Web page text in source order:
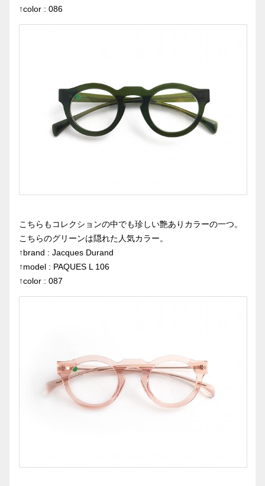
↑color : 086
こちらもコレクションの中でも珍しい艶ありカラーの一つ。
こちらのグリーンは隠れた人気カラー。
↑brand : Jacques Durand
↑model : PAQUES L 106
↑color : 087